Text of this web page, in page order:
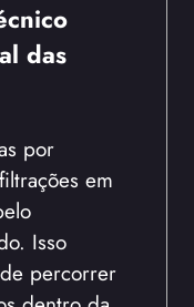
das
por
em
Isso
percorrer